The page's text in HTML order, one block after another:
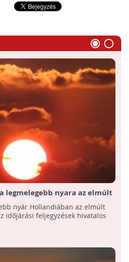
legmelegebb nyara az elmúlt
nyár Hollandiában az elmúlt
időjárási feljegyzések hivatalos